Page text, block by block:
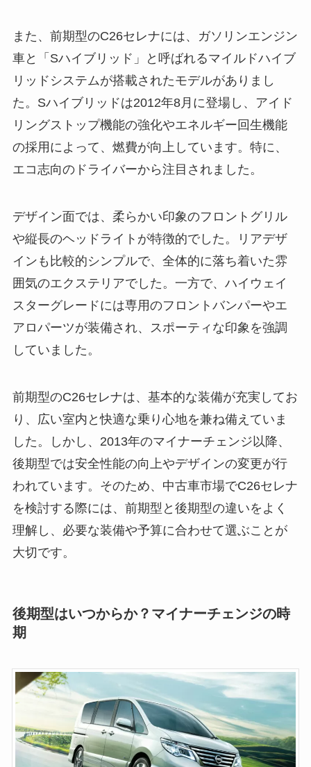
また、前期型のC26セレナには、ガソリンエンジン
車と「Sハイブリッド」と呼ばれるマイルドハイブ
リッドシステムが搭載されたモデルがありまし
た。Sハイブリッドは2012年8月に登場し、アイド
リングストップ機能の強化やエネルギー回生機能
の採用によって、燃費が向上しています。特に、
エコ志向のドライバーから注目されました。
デザイン面では、柔らかい印象のフロントグリル
や縦長のヘッドライトが特徴的でした。リアデザ
インも比較的シンプルで、全体的に落ち着いた雰
囲気のエクステリアでした。一方で、ハイウェイ
スターグレードには専用のフロントバンパーやエ
アロパーツが装備され、スポーティな印象を強調
していました。
前期型のC26セレナは、基本的な装備が充実してお
り、広い室内と快適な乗り心地を兼ね備えていま
した。しかし、2013年のマイナーチェンジ以降、
後期型では安全性能の向上やデザインの変更が行
われています。そのため、中古車市場でC26セレナ
を検討する際には、前期型と後期型の違いをよく
理解し、必要な装備や予算に合わせて選ぶことが
大切です。
後期型はいつからか？マイナーチェンジの時
期